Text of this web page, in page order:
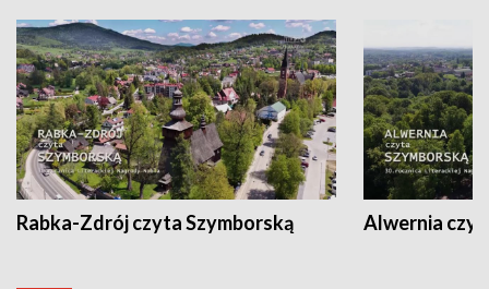
Rabka-Zdrój czyta Szymborską Alwernia